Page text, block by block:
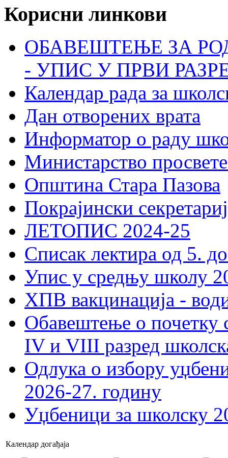
Корисни линкови
ОБАВЕШТЕЊЕ ЗА
- УПИС У ПРВИ
Календар рада за
Дан отворених врата
Информатор о раду
Министарство
Општина Стара Пазова
Покрајински
ЛЕТОПИС 2024-25
Списак лектира од 5.
Упис у средњу школу
ХПВ вакцинација -
Обавештење о почетку
IV и VIII разред
Одлука о избору
2026-27. годину
Уџбеници за школску
Календар догађаја